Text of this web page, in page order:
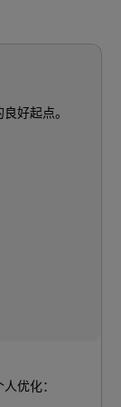
好起点。
优化：